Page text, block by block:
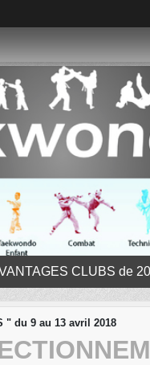
" du 9 au 13 avril 2018